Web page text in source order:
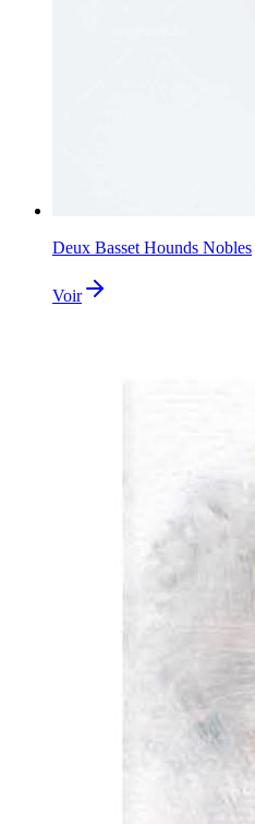
Deux Basset Hounds Nobles
Voir